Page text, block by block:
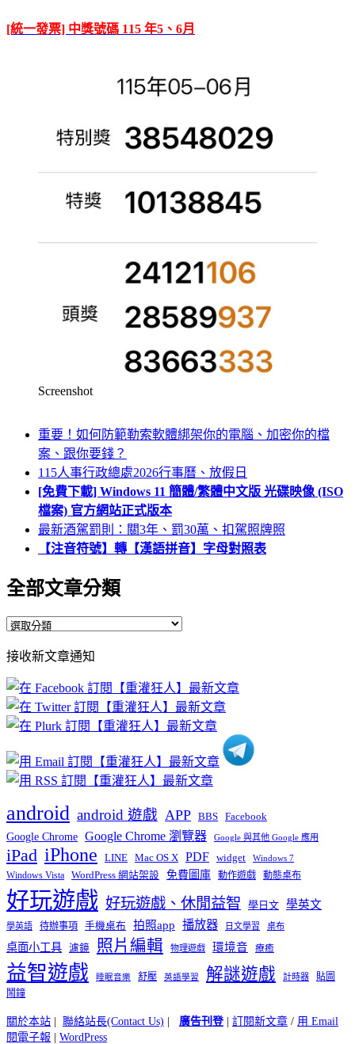
[統一發票] 中獎號碼 115 年5、6月
Screenshot
重要！如何防範勒索軟體綁架你的電腦、加密你的檔
案、跟你要錢？
115人事行政總處2026行事曆、放假日
[免費下載] Windows 11 簡體/繁體中文版 光碟映像 (ISO
檔案) 官方網站正式版本
最新酒駕罰則：關3年、罰30萬、扣駕照牌照
【注音符號】轉【漢語拼音】字母對照表
全部文章分類
全
文
章
分
類
接收新文章通知
android android 遊戲 APP BBS Facebook
Google Chrome Google Chrome 瀏覽器 Google 與其他 Google 應用
iPad iPhone LINE Mac OS X PDF widget Windows 7
Windows Vista WordPress 網站架設 免費圖庫 動作遊戲 動態桌布
好玩遊戲 好玩遊戲、休閒益智 學日文 學英文
學英語 待辦事項 手機桌布 拍照app 播放器 日文學習 桌布
桌面小工具 濾鏡 照片編輯 物理遊戲 環境音 療癒
益智遊戲 睡眠音樂 舒壓 英語學習 解謎遊戲 計時器
貼圖
鬧鐘
關於本站 | 聯絡站長(Contact Us) | 廣告刊登| 訂閱新文章 / 用 Email
閱電子報 | WordPress